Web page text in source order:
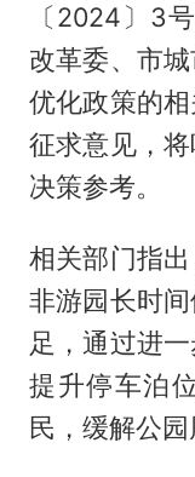
〔2024〕3
改革委、市
优化政策的
征求意见，
决策参考。
相关部门指
非游园长时
足，通过进
提升停车泊
民，缓解公园